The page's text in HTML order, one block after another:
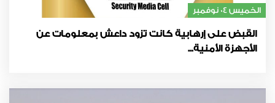
الخميس 04 نوفمبر
القبض على إرهابية كانت تزود داعش بمعلومات عن
الأجهزة الأمنية...